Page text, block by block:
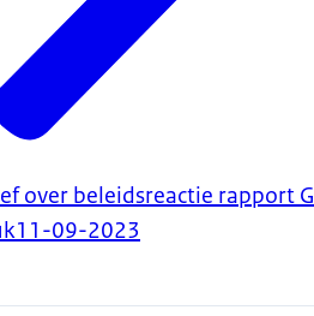
over beleidsreactie rapport
11-09-2023